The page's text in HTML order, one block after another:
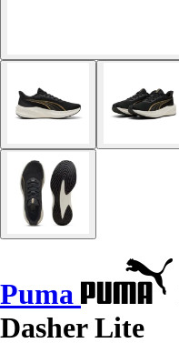
Puma
Dasher Lite